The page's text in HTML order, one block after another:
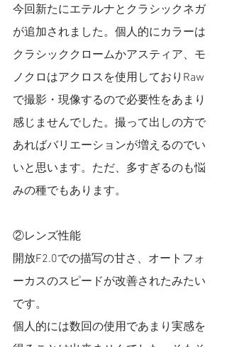
今回新たにエテルナとクラシックネガ
が追加されました。個人的にカラーは
クラシッククロームかアスティア、モ
ノクロはアクロスを使用しておりRaw
で撮影・現像するので必要性をあまり
感じませんでした。撮って出しの方で
あればバリエーションが増えるのでい
いと思います。ただ、多すぎるのも悩
みの種でもあります。
②レンズ性能
開放F2.0での描写の甘さ、オートフォ
ーカスのスピードが改善されたみたい
です。
個人的には数回の使用であまり実感を